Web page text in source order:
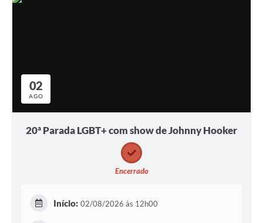
02
AGO
20ª Parada LGBT+ com show de Johnny Hooker
Encerrado
Início: 02/08/2026 às 12h00